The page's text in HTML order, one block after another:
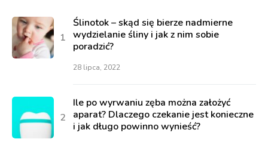
Ślinotok – skąd się bierze nadmierne
wydzielanie śliny i jak z nim sobie
poradzić?
28 lipca, 2022
Ile po wyrwaniu zęba można założyć
aparat? Dlaczego czekanie jest konieczne
i jak długo powinno wynieść?